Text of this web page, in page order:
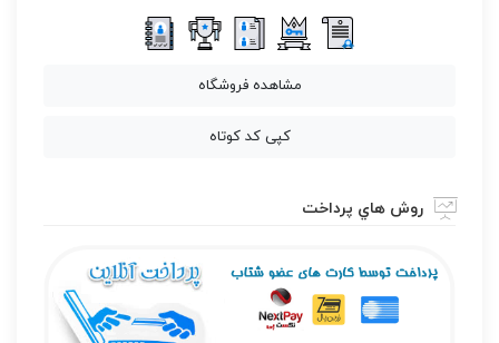
مشاهده فروشگاه
کپی کد کوتاه
روش هاي پرداخت